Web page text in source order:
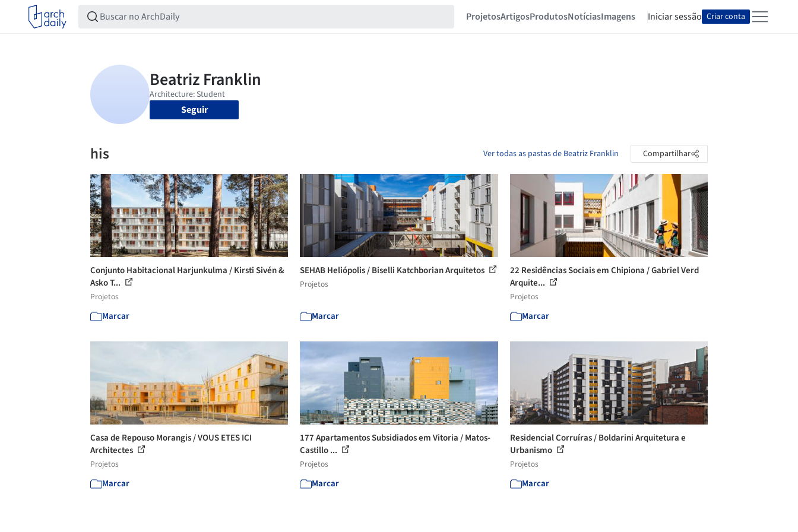
ProjetosArtigosProdutosNotíciasImagens Iniciar sessão Criar conta
Seguir
his Ver todas as pastas de Beatriz Franklin Compartilhar
Conjunto Habitacional Harjunkulma / Kirsti Sivén &
Asko T...
Projetos
Marcar
SEHAB Heliópolis / Biselli Katchborian Arquitetos
Projetos
Marcar
22 Residências Sociais em Chipiona / Gabriel Verd
Arquite...
Projetos
Marcar
Casa de Repouso Morangis / VOUS ETES ICI
Architectes
Projetos
Marcar
177 Apartamentos Subsidiados em Vitoria / Matos-
Castillo ...
Projetos
Marcar
Residencial Corruíras / Boldarini Arquitetura e
Urbanismo
Projetos
Marcar